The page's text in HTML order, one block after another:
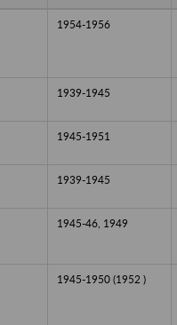
1954-1956
1939-1945
1945-1951
1939-1945
1945-46, 1949
1945-1950 (1952 )